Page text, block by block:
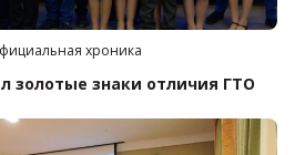
хроника
золотые знаки отличия ГТО